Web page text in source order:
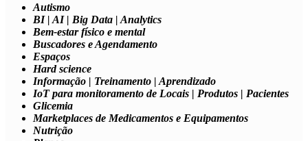
Autismo
BI | AI | Big Data | Analytics
Bem-estar físico e mental
Buscadores e Agendamento
Espaços
Hard science
Informação | Treinamento | Aprendizado
IoT para monitoramento de Locais | Produtos | Pacientes
Glicemia
Marketplaces de Medicamentos e Equipamentos
Nutrição